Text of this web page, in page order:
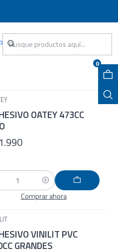
0
OATEY 473CC
Comprar ahora
VINILIT PVC
GRANDES